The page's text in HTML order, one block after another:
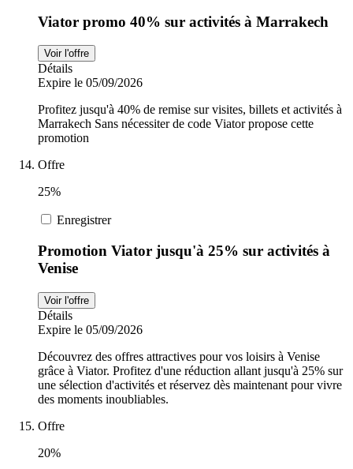
Viator promo 40% sur activités à Marrakech
Voir l'offre
Détails
Expire le 05/09/2026
Profitez jusqu'à 40% de remise sur visites, billets et activités à
Marrakech Sans nécessiter de code Viator propose cette
promotion
Offre
25%
Enregistrer
Promotion Viator jusqu'à 25% sur activités à
Venise
Voir l'offre
Détails
Expire le 05/09/2026
Découvrez des offres attractives pour vos loisirs à Venise
grâce à Viator. Profitez d'une réduction allant jusqu'à 25% sur
une sélection d'activités et réservez dès maintenant pour vivre
des moments inoubliables.
Offre
20%